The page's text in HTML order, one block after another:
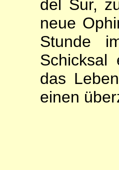
del Sur,
neue
Stunde
Schicksal
das
einen